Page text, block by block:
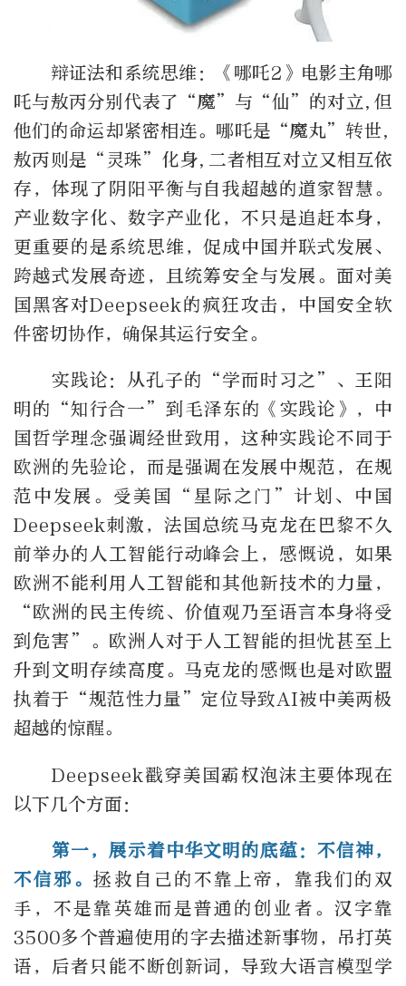
辩证法和系统思维：《哪吒2》电影主角哪
吒与敖丙分别代表了“魔”与“仙”的对立,但
他们的命运却紧密相连。哪吒是“魔丸”转世,
敖丙则是“灵珠”化身,二者相互对立又相互依
存，体现了阴阳平衡与自我超越的道家智慧。
产业数字化、数字产业化，不只是追赶本身，
更重要的是系统思维，促成中国并联式发展、
跨越式发展奇迹，且统筹安全与发展。面对美
国黑客对Deepseek的疯狂攻击，中国安全软
件密切协作，确保其运行安全。
实践论：从孔子的“学而时习之”、王阳
明的“知行合一”到毛泽东的《实践论》，中
国哲学理念强调经世致用，这种实践论不同于
欧洲的先验论，而是强调在发展中规范，在规
范中发展。受美国“星际之门”计划、中国
Deepseek刺激，法国总统马克龙在巴黎不久
前举办的人工智能行动峰会上，感慨说，如果
欧洲不能利用人工智能和其他新技术的力量，
“欧洲的民主传统、价值观乃至语言本身将受
到危害”。欧洲人对于人工智能的担忧甚至上
升到文明存续高度。马克龙的感慨也是对欧盟
执着于“规范性力量”定位导致AI被中美两极
超越的惊醒。
Deepseek戳穿美国霸权泡沫主要体现在
以下几个方面：
第一，展示着中华文明的底蕴：不信神，
不信邪。拯救自己的不靠上帝，靠我们的双
手，不是靠英雄而是普通的创业者。汉字靠
3500多个普遍使用的字去描述新事物，吊打英
语，后者只能不断创新词，导致大语言模型学